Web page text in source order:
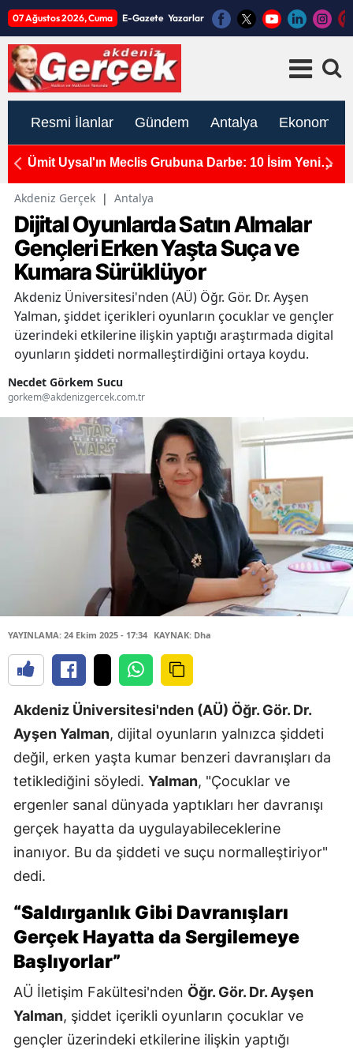
07 Ağustos 2026, Cuma E-Gazete Yazarlar
Resmi İlanlar Gündem Antalya Ekonomi
Ümit Uysal'ın Meclis Grubuna Darbe: 10 İsim Yeni
Akdeniz Gerçek | Antalya
Dijital Oyunlarda Satın Almalar
Gençleri Erken Yaşta Suça ve
Kumara Sürüklüyor
Akdeniz Üniversitesi'nden (AÜ) Öğr. Gör. Dr. Ayşen
Yalman, şiddet içerikleri oyunların çocuklar ve gençler
üzerindeki etkilerine ilişkin yaptığı araştırmada digital
oyunların şiddeti normalleştirdiğini ortaya koydu.
Necdet Görkem Sucu
gorkem@akdenizgercek.com.tr
YAYINLAMA: 24 Ekim 2025 - 17:34 KAYNAK: Dha
Akdeniz Üniversitesi'nden (AÜ) Öğr. Gör. Dr.
Ayşen Yalman, dijital oyunların yalnızca şiddeti
değil, erken yaşta kumar benzeri davranışları da
tetiklediğini söyledi. Yalman, "Çocuklar ve
ergenler sanal dünyada yaptıkları her davranışı
gerçek hayatta da uygulayabileceklerine
inanıyor. Bu da şiddeti ve suçu normalleştiriyor"
dedi.
“Saldırganlık Gibi Davranışları
Gerçek Hayatta da Sergilemeye
Başlıyorlar”
AÜ İletişim Fakültesi'nden Öğr. Gör. Dr. Ayşen
Yalman, şiddet içerikli oyunların çocuklar ve
gençler üzerindeki etkilerine ilişkin yaptığı